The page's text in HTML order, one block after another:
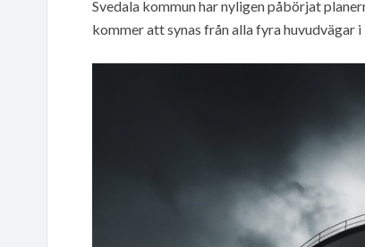
Svedala kommun har nyligen påbörjat
kommer att synas från alla fyra huvudvägar i